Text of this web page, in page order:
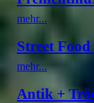
mehr...
Street
mehr...
Antik +